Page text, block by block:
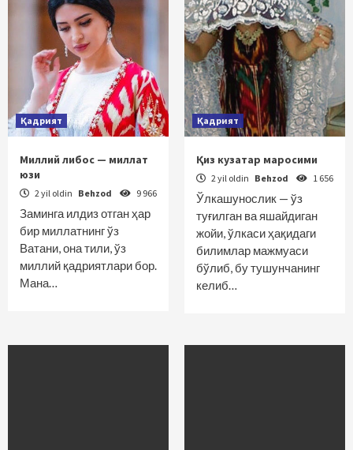
Қадрият
Миллий либос — миллат
юзи
2 yil oldin Behzod 9 966
Заминга илдиз отган ҳар
бир миллатнинг ўз
Ватани, она тили, ўз
миллий қадриятлари бор.
Мана…
Қадрият
Қиз кузатар маросими
2 yil oldin Behzod 1 656
Ўлкашунослик — ўз
туғилган ва яшайдиган
жойи, ўлкаси ҳақидаги
билимлар мажмуаси
бўлиб, бу тушунчанинг
келиб…